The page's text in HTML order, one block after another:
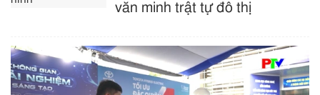
văn minh trật tự đô thị